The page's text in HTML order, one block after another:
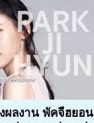
ผลงาน พัคจีฮยอน